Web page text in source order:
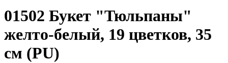
01502 Букет "Тюльпаны"
желто-белый, 19 цветков, 35
см (PU)